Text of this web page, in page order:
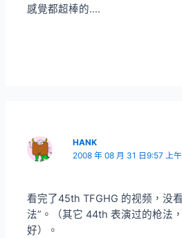
感覺都超棒的….
HANK
2008 年 08 月 31 日9:57 上午
看完了45th TFGHG 的视频，没
法”。（其它 44th 表演过的枪法
好）。